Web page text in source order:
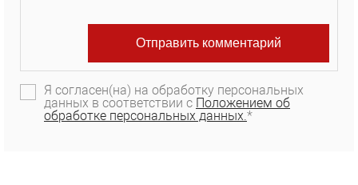
Я согласен(на) на обработку персональных
данных в соответствии с Положением об
обработке персональных данных.*